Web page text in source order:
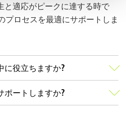
と適応がピークに達する時で
プロセスを最適にサポートしま
に役立ちますか?
ポートしますか?